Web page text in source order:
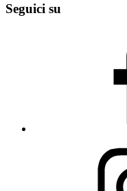
Seguici su